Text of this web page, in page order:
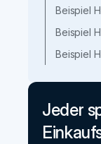
Beispiel
Beispiel
Beispiel
Jeder